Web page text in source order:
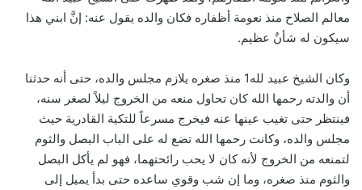
معالم الصلاح منذ نعومة أظفاره فكان والده يقول عنه: إنَّ ابني هذا
سيكون له شأنٌ عظيم.
وكان الشيخ عبيد لله1 منذ صغره يلازم مجلس والده، حتى أنه حدثنا
أن والدته رحمها الله كان تحاول منعه من الخروج ليلاً لصغر سنه،
فينتظر حتى تغيب عينها عنه فيخرج مسرعاً للتكية القادرية حيث
مجلس والده، وكانت رحمها الله تضع له على الباب البصل والثوم
لتمنعه من الخروج لأنه كان لا يحب رائحتهما، فهو لم يأكل البصل
والثوم منذ صغره، وما إن شب وقوي ساعده حتى بدأ يميل إلى